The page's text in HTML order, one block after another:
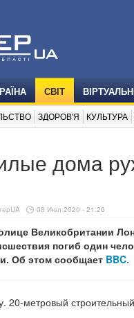
СВІТ
ЗДОРОВ'Я КУЛЬТУРА
дома
08 Июл 2020 - 21:26
Великобритании
погиб один
Об этом сообщает BBC.
20-метровый